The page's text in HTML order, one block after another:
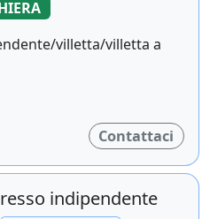
villetta/villetta a
Contattaci
indipendente